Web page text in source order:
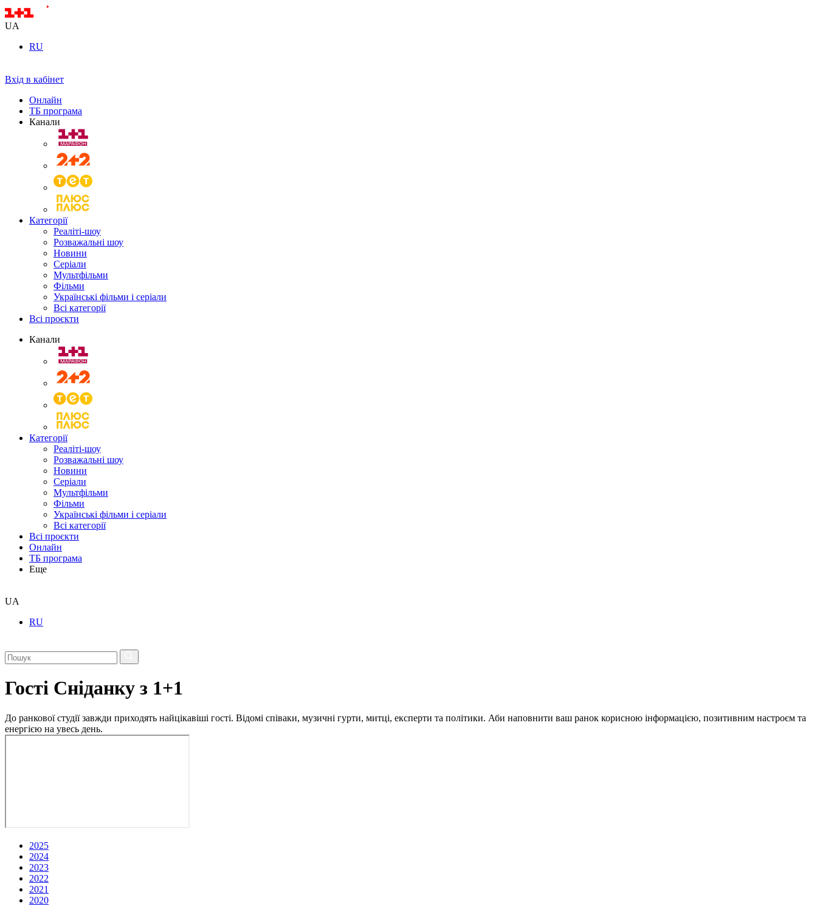
UA
RU
Вхід в кабінет
Онлайн
ТБ програма
Канали
Категорії
Реаліті-шоу
Розважальні шоу
Новини
Серіали
Мультфільми
Фільми
Українські фільми і серіали
Всі категорії
Всі проєкти
Канали
Категорії
Реаліті-шоу
Розважальні шоу
Новини
Серіали
Мультфільми
Фільми
Українські фільми і серіали
Всі категорії
Всі проєкти
Онлайн
ТБ програма
Еще
UA
RU
Гості Сніданку з 1+1
До ранкової студії завжди приходять найцікавіші гості. Відомі співаки, музичні гурти, митці, експерти та політики. Аби наповнити ваш ранок корисною інформацією, позитивним настроєм та
енергією на увесь день.
2025
2024
2023
2022
2021
2020